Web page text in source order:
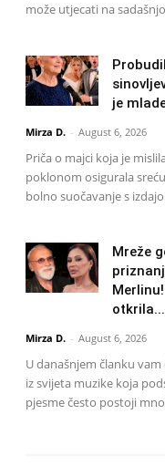
može utjecati na
je
Mirza D. - August 6, 2026
Priča o majci koja je
poklonom osigurala
bolno suočavanje s
Mreže
otkrila...
Mirza D. - August 6, 2026
U današnjem članku
iz svijeta muzike koja
pjesme često postoji